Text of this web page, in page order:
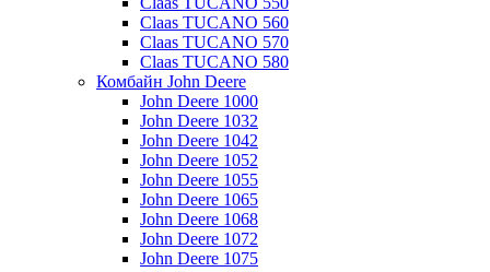
Claas TUCANO 560
Claas TUCANO 570
Claas TUCANO 580
Комбайн John Deere
John Deere 1000
John Deere 1032
John Deere 1042
John Deere 1052
John Deere 1055
John Deere 1065
John Deere 1068
John Deere 1072
John Deere 1075